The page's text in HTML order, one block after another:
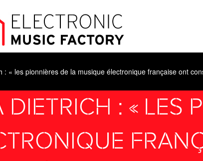
: « les pionnières de la musique électronique française ont
DIETRICH : « LES